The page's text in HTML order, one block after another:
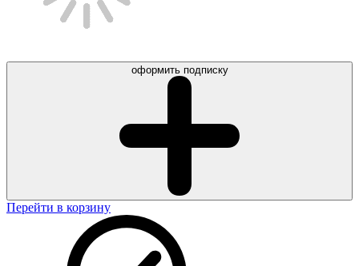
оформить подписку
Перейти в корзину